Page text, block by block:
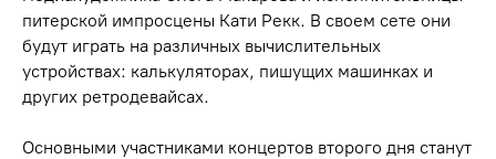
питерской импросцены Кати Рекк. В своем сете они
будут играть на различных вычислительных
устройствах: калькуляторах, пишущих машинках и
других ретродевайсах.
Основными участниками концертов второго дня станут